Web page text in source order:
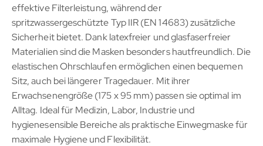
effektive Filterleistung, während der
spritzwassergeschützte Typ IIR (EN 14683) zusätzliche
Sicherheit bietet. Dank latexfreier und glasfaserfreier
Materialien sind die Masken besonders hautfreundlich. Die
elastischen Ohrschlaufen ermöglichen einen bequemen
Sitz, auch bei längerer Tragedauer. Mit ihrer
Erwachsenengröße (175 x 95 mm) passen sie optimal im
Alltag. Ideal für Medizin, Labor, Industrie und
hygienesensible Bereiche als praktische Einwegmaske für
maximale Hygiene und Flexibilität.